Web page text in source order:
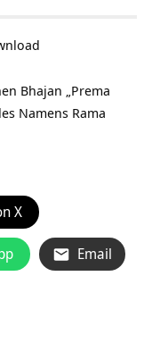
Bhajan „Prema
Namens Rama
X
Email